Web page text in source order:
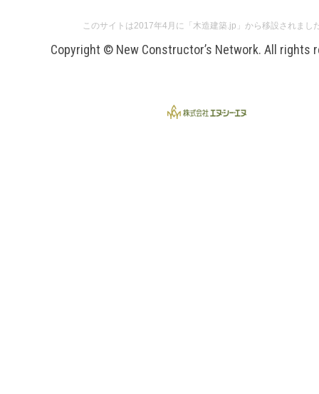
このサイトは2017年4月に「木造建築.jp」から移設されまし
Copyright © New Constructor’s Network. All rights